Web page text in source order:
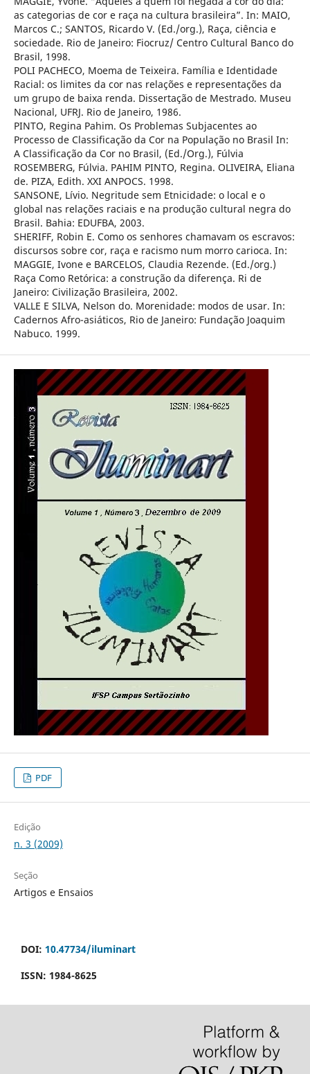
as categorias de cor e raça na cultura brasileira”. In: MAIO,
Marcos C.; SANTOS, Ricardo V. (Ed./org.), Raça, ciência e
sociedade. Rio de Janeiro: Fiocruz/ Centro Cultural Banco do
Brasil, 1998.
POLI PACHECO, Moema de Teixeira. Família e Identidade
Racial: os limites da cor nas relações e representações da
um grupo de baixa renda. Dissertação de Mestrado. Museu
Nacional, UFRJ. Rio de Janeiro, 1986.
PINTO, Regina Pahim. Os Problemas Subjacentes ao
Processo de Classificação da Cor na População no Brasil In:
A Classificação da Cor no Brasil, (Ed./Org.), Fúlvia
ROSEMBERG, Fúlvia. PAHIM PINTO, Regina. OLIVEIRA, Eliana
de. PIZA, Edith. XXI ANPOCS. 1998.
SANSONE, Lívio. Negritude sem Etnicidade: o local e o
global nas relações raciais e na produção cultural negra do
Brasil. Bahia: EDUFBA, 2003.
SHERIFF, Robin E. Como os senhores chamavam os escravos:
discursos sobre cor, raça e racismo num morro carioca. In:
MAGGIE, Ivone e BARCELOS, Claudia Rezende. (Ed./org.)
Raça Como Retórica: a construção da diferença. Ri de
Janeiro: Civilização Brasileira, 2002.
VALLE E SILVA, Nelson do. Morenidade: modos de usar. In:
Cadernos Afro-asiáticos, Rio de Janeiro: Fundação Joaquim
Nabuco. 1999.
PDF
Edição
n. 3 (2009)
Seção
Artigos e Ensaios
DOI: 10.47734/iluminart
ISSN: 1984-8625